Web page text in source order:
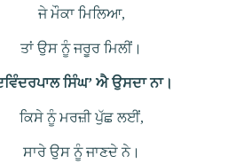
ਜੇ ਮੌਕਾ ਮਿਲਿਆ,
ਤਾਂ ਉਸ ਨੂੰ ਜਰੂਰ ਮਿਲੀਂ।
ਸਿੰਘ’ ਐ ਉਸਦਾ ਨਾ।
ਕਿਸੇ ਨੂੰ ਮਰਜ਼ੀ ਪੁੱਛ ਲਈਂ,
ਸਾਰੇ ਉਸ ਨੂੰ ਜਾਣਦੇ ਨੇ।